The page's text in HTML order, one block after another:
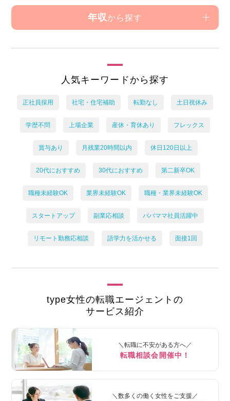
年収 から探す
人気キーワードから探す
正社員採用 社宅・住宅補助 転勤なし 土日祝休み
学歴不問 上場企業 産休・育休あり フレックス
賞与あり 月残業20時間以内 休日120日以上
20代におすすめ 30代におすすめ 第二新卒OK
職種未経験OK 業界未経験OK 職種・業界未経験OK
スタートアップ 副業応相談 パパママ社員活躍中
リモート勤務応相談 語学力を活かせる 面接1回
type女性の転職エージェントの
サービス紹介
＼転職に不安がある方へ／
転職相談会開催中！
＼数多くの働く女性をご支援／